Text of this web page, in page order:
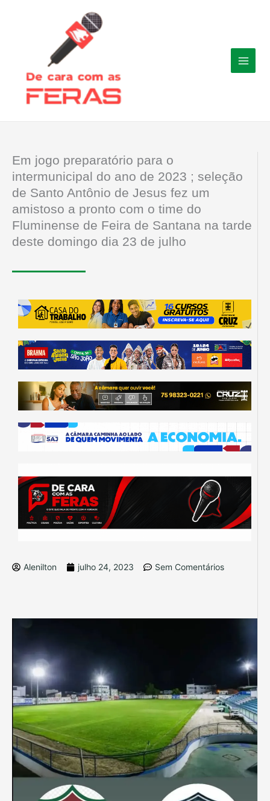
Em jogo preparatório para o
intermunicipal do ano de 2023 ; seleção
de Santo Antônio de Jesus fez um
amistoso a pronto com o time do
Fluminense de Feira de Santana na tarde
deste domingo dia 23 de julho
Alenilton julho 24, 2023 Sem Comentários